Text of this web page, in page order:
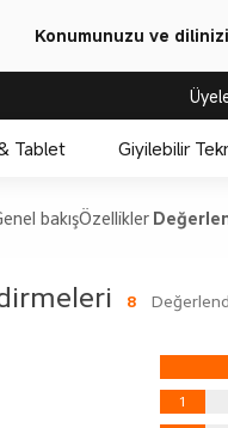
Konumunuzu ve
Tablet Giyilebilir
bakışÖzellikler
8
1